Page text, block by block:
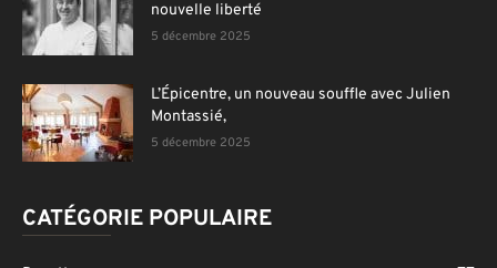
nouvelle liberté
5 décembre 2025
L’Épicentre, un nouveau souffle avec Julien
Montassié,
5 décembre 2025
CATÉGORIE POPULAIRE